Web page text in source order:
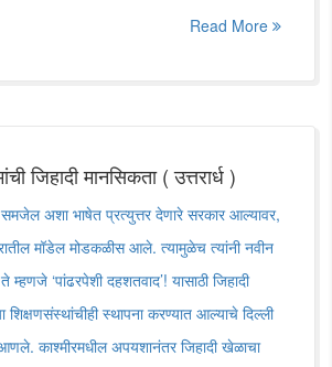
Read More
जिहादी मानसिकता ( उत्तरार्ध )
अशा भाषेत प्रत्युत्तर देणारे सरकार आल्यावर,
मॉडेल मोडकळीस आले. त्यामुळेच त्यांनी नवीन
म्हणजे ‘पांढरपेशी दहशतवाद’! यासाठी जिहादी
शिक्षणसंस्थांचीही स्थापना करण्यात आल्याचे दिल्ली
काश्मीरमधील अपयशानंतर जिहादी खेळाचा